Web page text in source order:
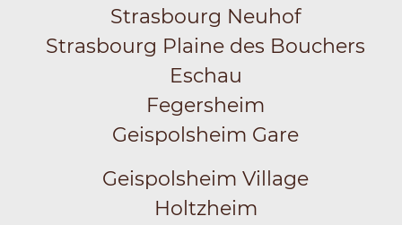
Strasbourg Neuhof
Strasbourg Plaine des Bouchers
Eschau
Fegersheim
Geispolsheim Gare
Geispolsheim Village
Holtzheim